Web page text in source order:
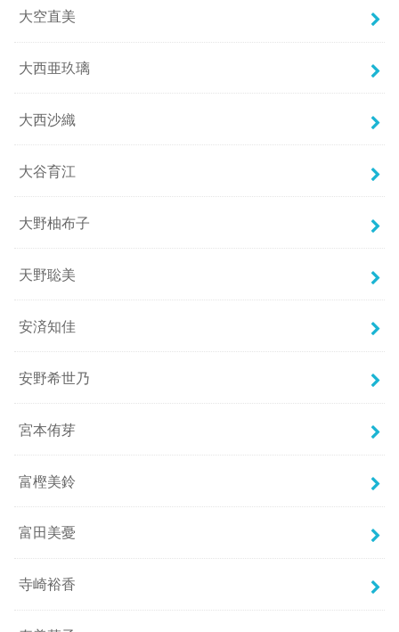
大空直美
大西亜玖璃
大西沙織
大谷育江
大野柚布子
天野聡美
安済知佳
安野希世乃
宮本侑芽
富樫美鈴
富田美憂
寺崎裕香